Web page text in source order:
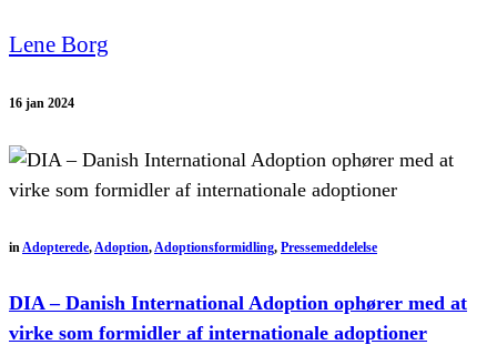
Lene Borg
16 jan 2024
in Adopterede, Adoption, Adoptionsformidling, Pressemeddelelse
DIA – Danish International Adoption ophører med at
virke som formidler af internationale adoptioner